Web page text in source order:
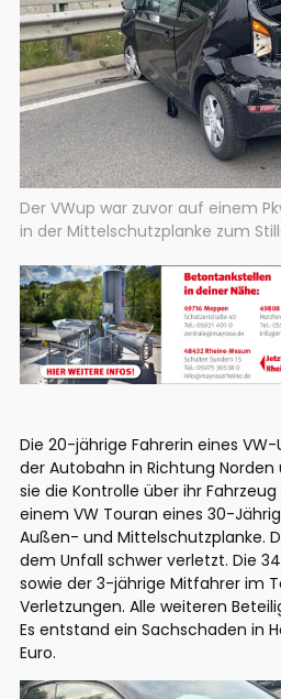
Der VWup war zuvor auf einem
in der Mittelschutzplanke zum
Die 20-jährige Fahrerin eines
der Autobahn in Richtung
sie die Kontrolle über ihr
einem VW Touran eines 30-
Außen- und Mittelschutzplanke.
dem Unfall schwer verletzt. Die
sowie der 3-jährige Mitfahrer im
Verletzungen. Alle weiteren
Es entstand ein Sachschaden in
Euro.